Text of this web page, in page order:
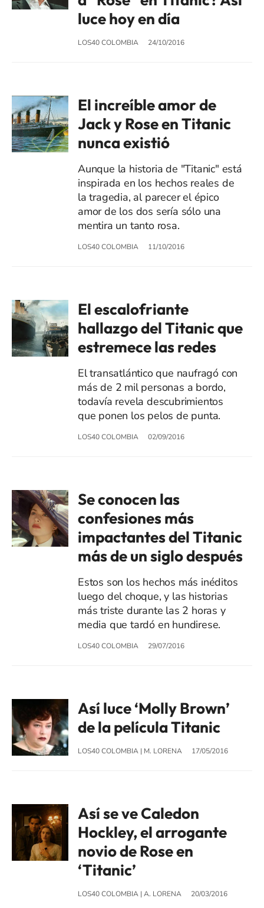
luce hoy en día
LOS40 COLOMBIA 24/10/2016
El increíble amor de
Jack y Rose en Titanic
nunca existió
Aunque la historia de "Titanic" está
inspirada en los hechos reales de
la tragedia, al parecer el épico
amor de los dos sería sólo una
mentira un tanto rosa.
LOS40 COLOMBIA 11/10/2016
El escalofriante
hallazgo del Titanic que
estremece las redes
El transatlántico que naufragó con
más de 2 mil personas a bordo,
todavía revela descubrimientos
que ponen los pelos de punta.
LOS40 COLOMBIA 02/09/2016
Se conocen las
confesiones más
impactantes del Titanic
más de un siglo después
Estos son los hechos más inéditos
luego del choque, y las historias
más triste durante las 2 horas y
media que tardó en hundirese.
LOS40 COLOMBIA 29/07/2016
Así luce ‘Molly Brown’
de la película Titanic
LOS40 COLOMBIA | M. LORENA 17/05/2016
Así se ve Caledon
Hockley, el arrogante
novio de Rose en
‘Titanic’
LOS40 COLOMBIA | A. LORENA 20/03/2016